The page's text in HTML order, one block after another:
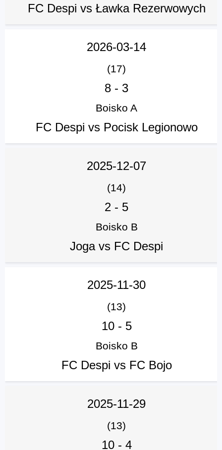
FC Despi vs Ławka Rezerwowych
2026-03-14
(17)
8 - 3
Boisko A
FC Despi vs Pocisk Legionowo
2025-12-07
(14)
2 - 5
Boisko B
Joga vs FC Despi
2025-11-30
(13)
10- 5
Boisko B
FC Despi vs FC Bojo
2025-11-29
(13)
10- 4